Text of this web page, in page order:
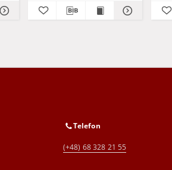
Telefon
(+48) 68 328 21 55